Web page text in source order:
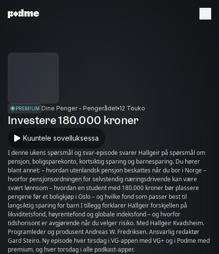
PREMIUM Dine Penger - Pengerådet 12 Touko
Investere 180.000 kroner
Kuuntele sovelluksessa
I denne ukens spørsmål og svar-episode svarer Hallgeir på spørsmål om
pensjon, boligsparekonto, kortsiktig sparing og barnesparing. Du hører
blant annet: – hvordan utenlandsk pensjon beskattes når du bor i Norge –
hvorfor pensjonsordningen for selvstendig næringsdrivende kan være
svært lønnsom – hvordan en student med 180.000 kroner bør plassere
pengene før et boligkjøp i Oslo – og hvilke fond som passer best til
langsiktig sparing for barn I tillegg forklarer Hallgeir forskjellen på
likviditetsfond, høyrentefond og globale indeksfond – og hvorfor
tidshorisont er avgjørende når du velger risiko. Med Hallgeir Kvadsheim.
Programleder og produsent Andreas W. Fredriksen. Ansvarlig redaktør
Gard Steiro. Ny episode hver tirsdag i VG-appen med VG+ og i Podme med
premium, og hver torsdag i alle podkast-apper.